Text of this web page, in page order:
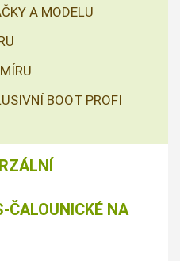
A MODELU
BOOT PROFI
ČALOUNICKÉ NA